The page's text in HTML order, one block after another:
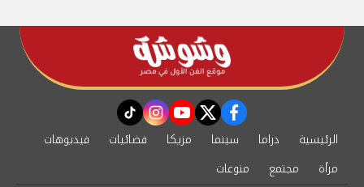
facebook
twitter
youtube
instagram
tiktok
الرئيسية دراما سينما مزيكا فضائيات
فيديوهات
مرأة
مجتمع منوعات